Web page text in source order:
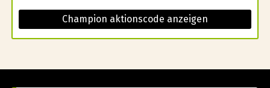
Champion aktionscode anzeigen